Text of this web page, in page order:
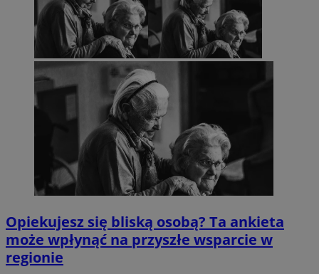
Opiekujesz się bliską osobą? Ta ankieta
może wpłynąć na przyszłe wsparcie w
regionie